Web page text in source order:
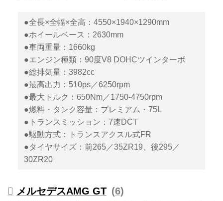
●全長×全幅×全高：4550×1940×1290mm
●ホイールベース：2630mm
●車両重量：1660kg
●エンジン種類：90度V8 DOHCツインターボ
●総排気量：3982cc
●最高出力：510ps／6250rpm
●最大トルク：650Nm／1750-4750rpm
●燃料・タンク容量：プレミアム・75L
●トランスミッション：7速DCT
●駆動方式：トランスアクスル式FR
●タイヤサイズ：前265／35ZR19、後295／
30ZR20
メルセデスAMG GT 6